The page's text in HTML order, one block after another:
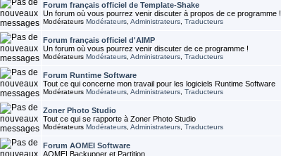
Forum français officiel de Template-Shake
Un forum où vous pourrez venir discuter à propos de ce programme !
Modérateurs Modérateurs, Administrateurs, Traducteurs
Forum français officiel d'AIMP
Un forum où vous pourrez venir discuter de ce programme !
Modérateurs Modérateurs, Administrateurs, Traducteurs
Forum Runtime Software
Tout ce qui concerne mon travail pour les logiciels Runtime Software
Modérateurs Modérateurs, Administrateurs, Traducteurs
Zoner Photo Studio
Tout ce qui se rapporte à Zoner Photo Studio
Modérateurs Modérateurs, Administrateurs, Traducteurs
Forum AOMEI Software
AOMEI Backupper et Partition